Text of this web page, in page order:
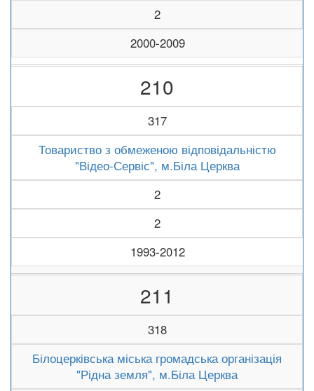
2
2000-2009
210
317
Товариство з обмеженою відповідальністю
"Відео-Сервіс", м.Біла Церква
2
2
1993-2012
211
318
Білоцерківська міська громадська організація
"Рідна земля", м.Біла Церква